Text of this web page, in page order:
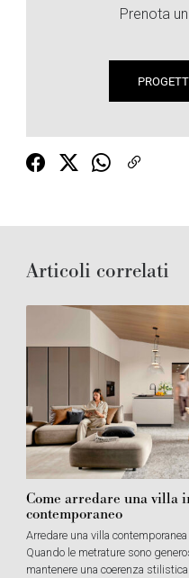
Prenota
Articoli correlati
Come arredare una villa
contemporaneo
Arredare una villa
Quando le metrature sono
mantenere una coerenza stilistica